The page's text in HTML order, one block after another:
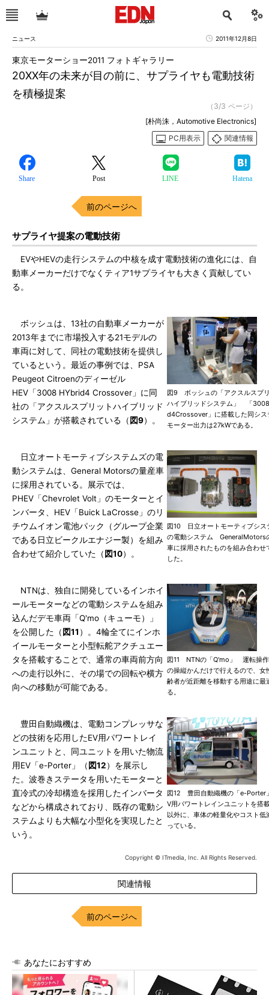
ニュース 2011年12月8日
20XX年の未来が目の前に、サプライヤも電動技術
を積極提案
東京モーターショー2011 フォトギャラリー
（3/3 ページ）
[朴尚洙，Automotive Electronics]
PC用表示
関連情報
Share Post LINE Hatena
前のページへ
サプライヤ提案の電動技術
EVやHEVの走行システムの中核を成す電動技術の進化には、自
動車メーカーだけでなくティア1サプライヤも大きく貢献してい
る。
図9 ボッシュの「アクスルスプ
ハイブリッドシステム」 「
d4Crossover」に搭載した同シス
モーター出力は27kWである。
ボッシュは、13社の自動車メーカーが
2013年までに市場投入する21モデルの
車両に対して、同社の電動技術を提供し
ているという。最近の事例では、PSA
Peugeot Citroenのディーゼル
HEV「3008 HYbrid4 Crossover」に同
社の「アクスルスプリットハイブリッド
システム」が搭載されている（ 図9）。
図10 日立オートモーティブシス
の電動システム GeneralMotors
車に採用されたものを組み合わせ
した。
日立オートモーティブシステムズの電
動システムは、General Motorsの量産車
に採用されている。展示では、
PHEV「Chevrolet Volt」のモーターとイ
ンバータ、HEV「Buick LaCrosse」のリ
チウムイオン電池パック（グループ企業
である日立ビークルエナジー製）を組み
合わせて紹介していた（ 図10）。
図11 NTNの「Q'mo」 運転操作
の操縦かんだけで行えるので、女
齢者が近距離を移動する用途に最
る。
NTNは、独自に開発しているインホイ
ールモーターなどの電動システムを組み
込んだデモ車両「Q'mo（キューモ）」
を公開した（ 図11 ）。4輪全てにインホ
イールモーターと小型転舵アクチュエー
タを搭載することで、通常の車両前方向
への走行以外に、その場での回転や横方
向への移動が可能である。
図12 豊田自動織機の「e-
V用パワートレインユニットを搭
以外に、車体の軽量化やコスト低
っている。
豊田自動織機は、電動コンプレッサな
どの技術を応用したEV用パワートレイ
ンユニットと、同ユニットを用いた物流
用EV「e-Porter」（ 図12）を展示し
た。波巻きステータを用いたモーターと
直冷式の冷却構造を採用したインバータ
などから構成されており、既存の電動シ
ステムよりも大幅な小型化を実現したと
いう。
Copyright © ITmedia, Inc. All Rights Reserved.
関連情報
前のページへ
あなたにおすすめ